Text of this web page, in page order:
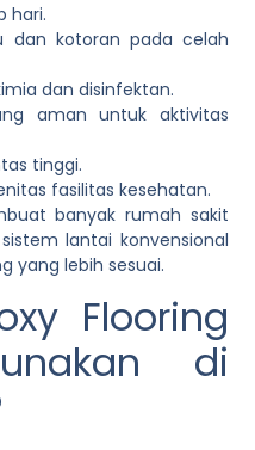
hari.
dan kotoran pada celah
dan disinfektan.
aman untuk aktivitas
tinggi.
fasilitas kesehatan.
banyak rumah sakit
lantai konvensional
yang lebih sesuai.
Flooring
di